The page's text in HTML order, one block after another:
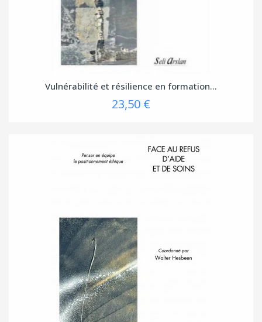
Vulnérabilité et résilience en formation...
23,50 €